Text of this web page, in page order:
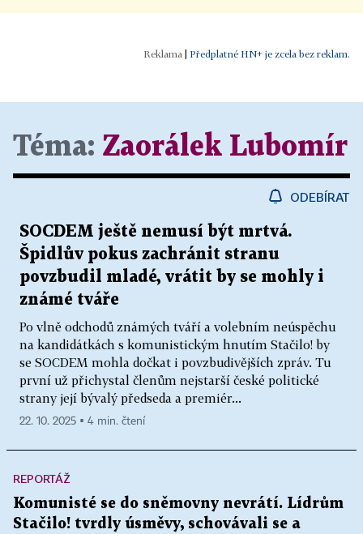
Předplatné HN+ je zcela bez reklam.
Téma: Zaorálek Lubomír
ODEBÍRAT
SOCDEM ještě nemusí být mrtvá.
Špidlův pokus zachránit stranu
povzbudil mladé, vrátit by se mohly i
známé tváře
Po vlně odchodů známých tváří a volebním neúspěchu
na kandidátkách s komunistickým hnutím Stačilo! by
se SOCDEM mohla dočkat i povzbudivějších zpráv. Tu
první už přichystal členům nejstarší české politické
strany její bývalý předseda a premiér...
22. 10. 2025 ▪ 4 min. čtení
REPORTÁŽ
Komunisté se do sněmovny nevrátí. Lídrům
Stačilo! tvrdly úsměvy, schovávali se a